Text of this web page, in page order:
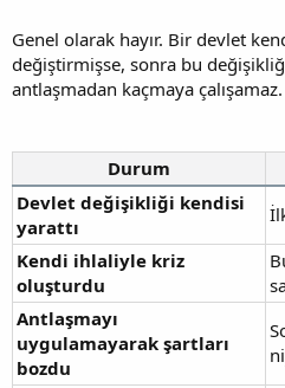
Genel olarak hayır. Bir devlet
değiştirmişse, sonra bu
antlaşmadan kaçmaya çalışamaz.
Durum
Devlet değişikliği kendisi
yarattı
Kendi ihlaliyle kriz
oluşturdu
Antlaşmayı
uygulamayarak şartları
bozdu